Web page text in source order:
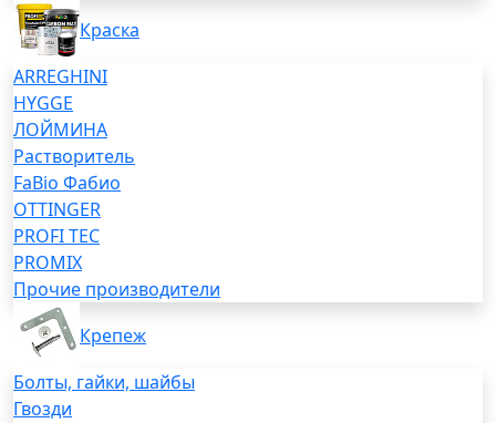
Краска
ARREGHINI
HYGGE
ЛОЙМИНА
Растворитель
FaBio Фабио
OTTINGER
PROFI TEC
PROMIX
Прочие производители
Крепеж
Болты, гайки, шайбы
Гвозди